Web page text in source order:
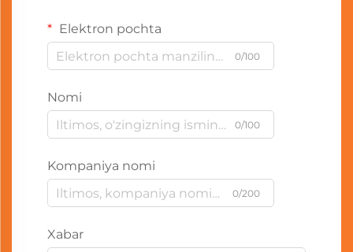
Elektron pochta
0/100
Nomi
0/100
Kompaniya nomi
0/200
Xabar